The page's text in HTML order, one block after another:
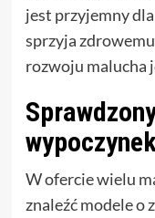
jest przyjemny
sprzyja
rozwoju malucha
W ofercie wielu
znaleźć modele